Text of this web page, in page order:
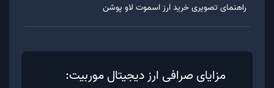
راهنمای تصویری خرید ارزاسموت لاو پوشن
مزایای صرافی ارز دیجیتال موربیت: